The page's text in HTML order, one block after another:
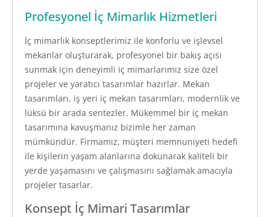
Profesyonel İç Mimarlık Hizmetleri
İç mimarlık konseptlerimiz ile konforlu ve işlevsel
mekanlar oluşturarak, profesyonel bir bakış açısı
sunmak için deneyimli iç mimarlarımız size özel
projeler ve yaratıcı tasarımlar hazırlar. Mekan
tasarımları, iş yeri iç mekan tasarımları, modernlik ve
lüksü bir arada sentezler. Mükemmel bir iç mekan
tasarımına kavuşmanız bizimle her zaman
mümkündür. Firmamız, müşteri memnuniyeti hedefi
ile kişilerin yaşam alanlarına dokunarak kaliteli bir
yerde yaşamasını ve çalışmasını sağlamak amacıyla
projeler tasarlar.
Konsept İç Mimari Tasarımlar